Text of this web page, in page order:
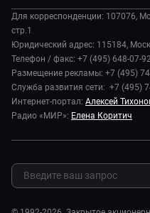
Происшествия
В содружестве
В мире
Наука и технологии
Здоровье и медицина
Спорт
Шоу-бизнес
Стиль жизни
Сад и огород
Дела судебные
Диктор делает
Игра в кино
Игра в кино. Мультфильмы
Исторический детектив
Миллион за 5 минут
Мировое соглашение
История
Руководство
Новости компании
Пресса о нас
Карьера
Реклама
Закупки и тендеры
Обратная связь
Для корреспонденции: 107076,
стр.1
Юридический адрес: 115184,
Телефон / факс: +7 (495) 648-07-
Размещение рекламы: +7 (495)
Служба развития сети: +7 (495)
Интернет-портал: Алексей
Радио «МИР»: Елена Коритич